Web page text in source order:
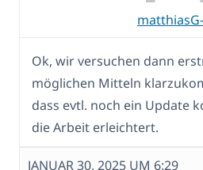
Ok, wir versuchen dann
möglichen Mitteln
dass evtl. noch ein Update
die Arbeit erleichtert.
JANUAR 30, 2025 UM 6:29